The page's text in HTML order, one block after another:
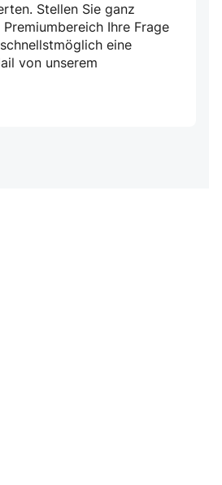
Stellen Sie ganz
Ihre Frage
eine
von unserem